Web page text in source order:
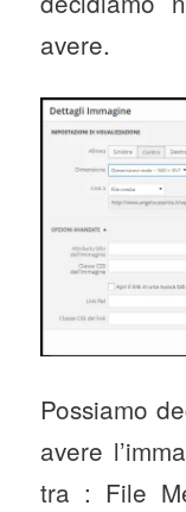
avere.
Possiamo
avere
tra : File